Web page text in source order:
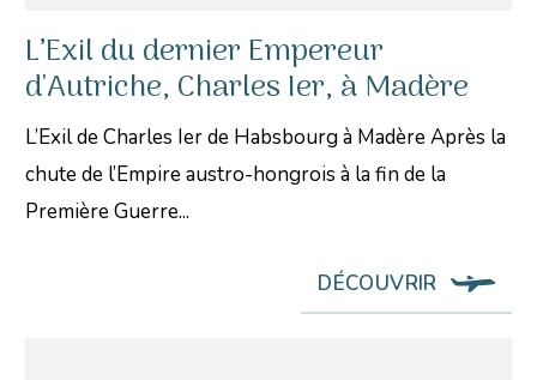
L’Exil du dernier Empereur
d'Autriche, Charles Ier, à Madère
L’Exil de Charles Ier de Habsbourg à Madère Après la
chute de l’Empire austro-hongrois à la fin de la
Première Guerre...
DÉCOUVRIR